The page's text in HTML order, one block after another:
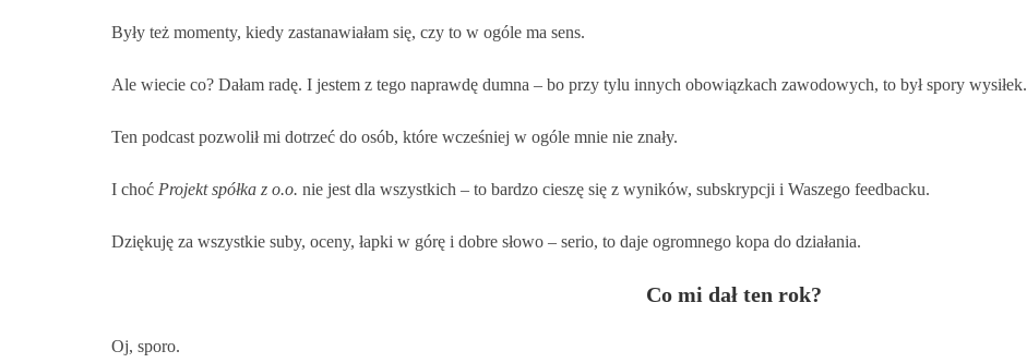
Były też momenty, kiedy zastanawiałam się, czy to w ogóle ma sens.
Ale wiecie co? Dałam radę. I jestem z tego naprawdę dumna – bo przy tylu innych obowiązkach zawodowych, to był spory wysiłek.
Ten podcast pozwolił mi dotrzeć do osób, które wcześniej w ogóle mnie nie znały.
I choć Projekt spółka z o.o. nie jest dla wszystkich – to bardzo cieszę się z wyników, subskrypcji i Waszego feedbacku.
Dziękuję za wszystkie suby, oceny, łapki w górę i dobre słowo – serio, to daje ogromnego kopa do działania.
Co mi dał ten rok?
Oj, sporo.